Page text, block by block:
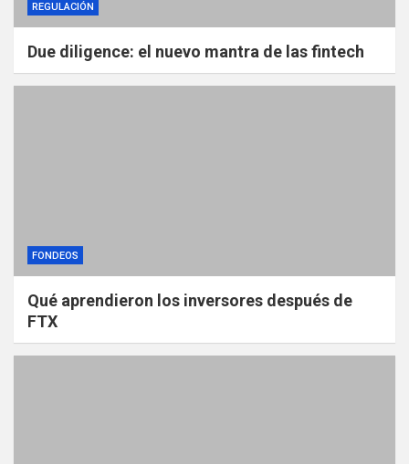
REGULACIÓN
Due diligence: el nuevo mantra de las fintech
FONDEOS
Qué aprendieron los inversores después de
FTX